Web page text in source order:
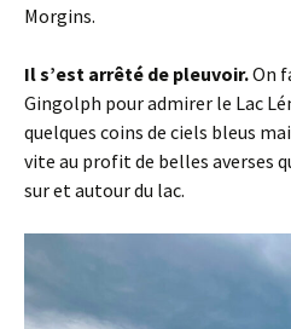
Morgins.
Il s’est arrêté de pleuvoir.On
Gingolph pour admirer le Lac
quelques coins de ciels bleus
vite au profit de belles averses
sur et autour du lac.